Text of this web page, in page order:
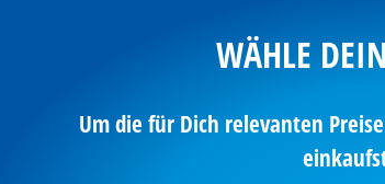
Kostenlose
Sofortberatung
WÄHLE
Um die für Dich relevanten